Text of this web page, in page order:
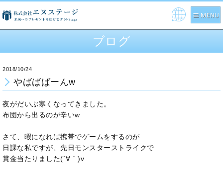
ブログ
2018/10/24
やばばばーんw
夜がだいぶ寒くなってきました。
布団から出るのが辛いw
さて、暇になれば携帯でゲームをするのが
日課な私ですが、先日モンスターストライクで
賞金当たりました(´∀｀)v